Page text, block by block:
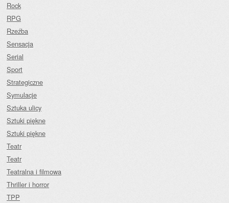
Rock
RPG
Rzeźba
Sensacja
Serial
Sport
Strategiczne
Symulacje
Sztuka ulicy
Sztuki piękne
Sztuki piękne
Teatr
Teatr
Teatralna i filmowa
Thriller i horror
TPP